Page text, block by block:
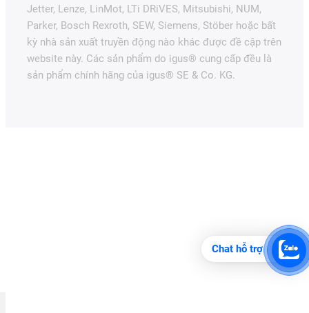
Jetter, Lenze, LinMot, LTi DRiVES, Mitsubishi, NUM,
Parker, Bosch Rexroth, SEW, Siemens, Stöber hoặc bất
kỳ nhà sản xuất truyền động nào khác được đề cập trên
website này. Các sản phẩm do igus® cung cấp đều là
sản phẩm chính hãng của igus® SE & Co. KG.
Chat hỗ trợ